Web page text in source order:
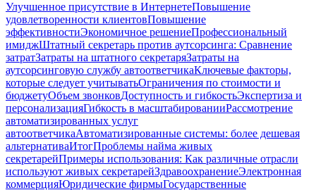
Улучшенное присутствие в ИнтернетеПовышение
удовлетворенности клиентовПовышение
эффективностиЭкономичное решениеПрофессиональный
имиджШтатный секретарь против аутсорсинга: Сравнение
затратЗатраты на штатного секретаряЗатраты на
аутсорсинговую службу автоответчикаКлючевые факторы,
которые следует учитыватьОграничения по стоимости и
бюджетуОбъем звонковДоступность и гибкостьЭкспертиза и
персонализацияГибкость в масштабированииРассмотрение
автоматизированных услуг
автоответчикаАвтоматизированные системы: более дешевая
альтернативаИтогПроблемы найма живых
секретарейПримеры использования: Как различные отрасли
используют живых секретарейЗдравоохранениеЭлектронная
коммерцияЮридические фирмыГосударственные